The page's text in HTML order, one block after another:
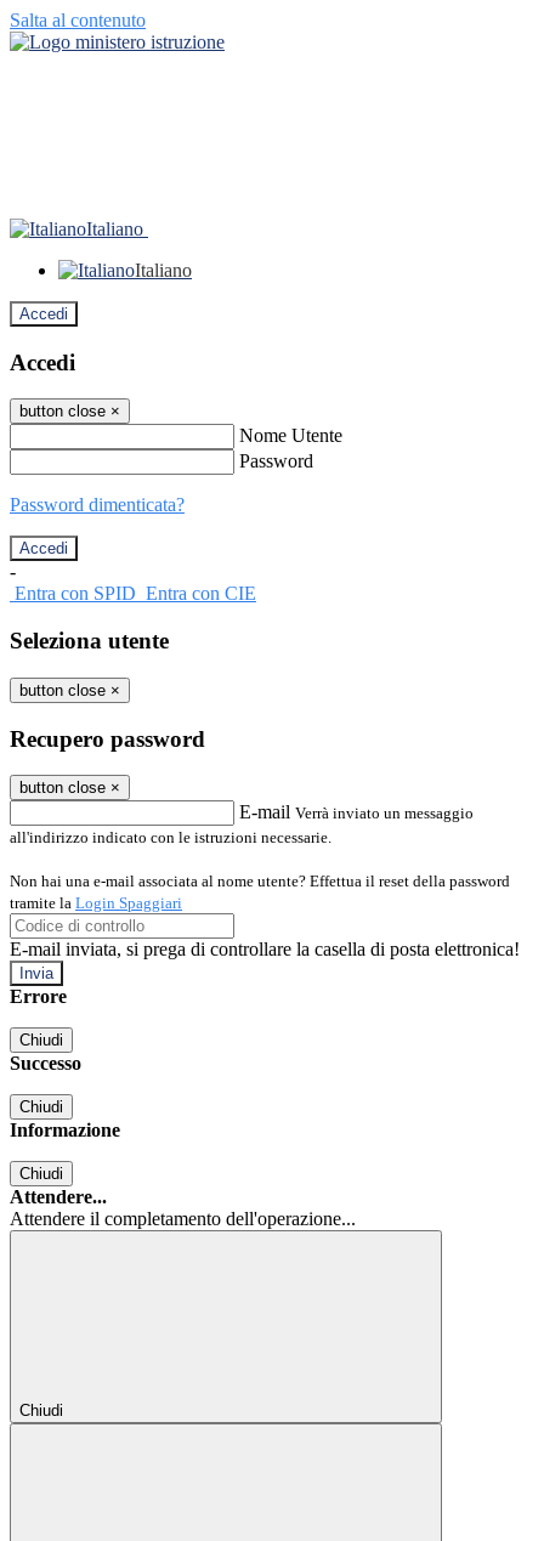
Salta al contenuto
Italiano
Italiano
Accedi
Accedi
button close ×
Nome Utente
Password
Password dimenticata?
-
Entra con SPID Entra con CIE
Seleziona utente
button close ×
Recupero password
button close ×
E-mail Verrà inviato un messaggio
all'indirizzo indicato con le istruzioni necessarie.
Non hai una e-mail associata al nome utente? Effettua il reset della password
tramite la Login Spaggiari
E-mail inviata, si prega di controllare la casella di posta elettronica!
Errore
Chiudi
Successo
Chiudi
Informazione
Chiudi
Attendere...
Attendere il completamento dell'operazione...
Chiudi